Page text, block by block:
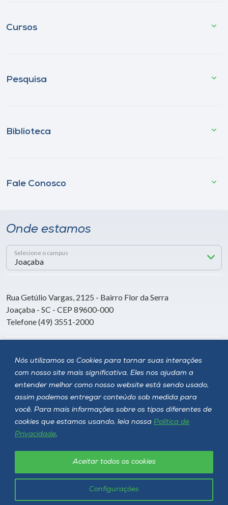
Nós utilizamos os Cookies para tornar suas interações
com nosso site mais significativa. Eles nos ajudam a
entender melhor como nosso website está sendo usado,
assim podemos entregar conteúdo sob medida para
você. Para mais informações sobre os tipos diferentes de
cookies que estamos usando, leia nossa Política de
Privacidade.
Configurações
Aceitar todos os cookies
Cursos
Pesquisa
Biblioteca
Fale Conosco
Onde estamos
Selecione o campus
Rua Getúlio Vargas, 2125 - Bairro Flor da Serra
Joaçaba - SC - CEP 89600-000
Telefone (49) 3551-2000
Siga a Unoesc
Unoesc © 2026 - Todos os direitos reservados
Política de privacidade LGPD